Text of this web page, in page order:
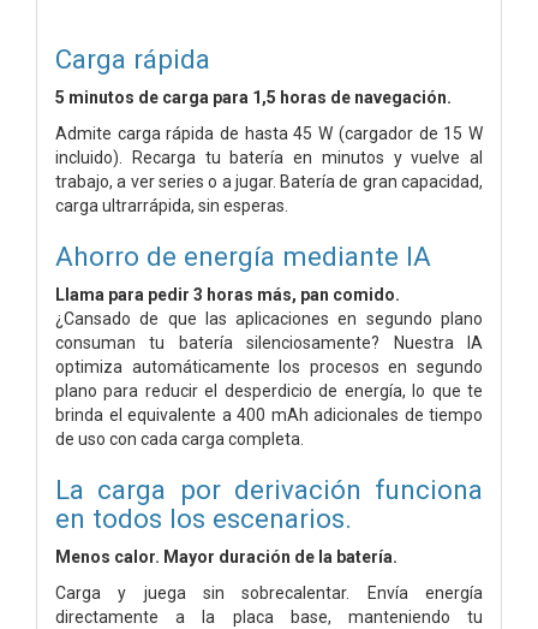
Carga rápida
5 minutos de carga para 1,5 horas de navegación.
Admite carga rápida de hasta 45 W (cargador de 15 W
incluido). Recarga tu batería en minutos y vuelve al
trabajo, a ver series o a jugar. Batería de gran capacidad,
carga ultrarrápida, sin esperas.
Ahorro de energía mediante IA
Llama para pedir 3 horas más, pan comido.
¿Cansado de que las aplicaciones en segundo plano
consuman tu batería silenciosamente? Nuestra IA
optimiza automáticamente los procesos en segundo
plano para reducir el desperdicio de energía, lo que te
brinda el equivalente a 400 mAh adicionales de tiempo
de uso con cada carga completa.
La carga por derivación funciona
en todos los escenarios.
Menos calor. Mayor duración de la batería.
Carga y juega sin sobrecalentar. Envía energía
directamente a la placa base, manteniendo tu